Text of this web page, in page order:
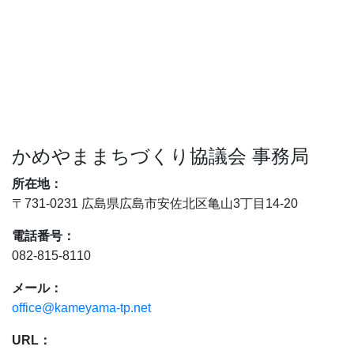
かめやままちづくり協議会 事務局
所在地：
〒731-0231 広島県広島市安佐北区亀山3丁目14-20
電話番号：
082-815-8110
メール：
office@kameyama-tp.net
URL：